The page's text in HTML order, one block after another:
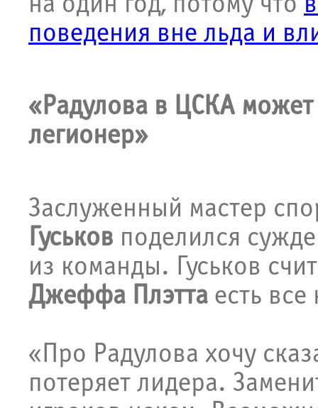
поведения вне льда и
«Радулова в ЦСКА может
легионер»
Заслуженный мастер
Гуськов поделился
из команды. Гуськов
Джеффа Плэтта есть
«Про Радулова хочу
потеряет лидера.